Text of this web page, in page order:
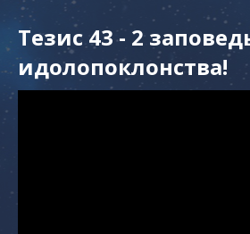
Тезис 43 - 2
идолопоклонства!